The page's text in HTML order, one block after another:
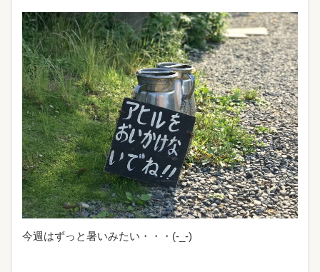
今週はずっと暑いみたい・・・(-_-)